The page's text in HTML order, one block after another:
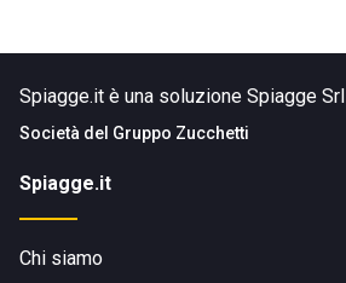
Spiagge.it è una soluzione Spiagge Srl
Società del Gruppo Zucchetti
Spiagge.it
Chi siamo